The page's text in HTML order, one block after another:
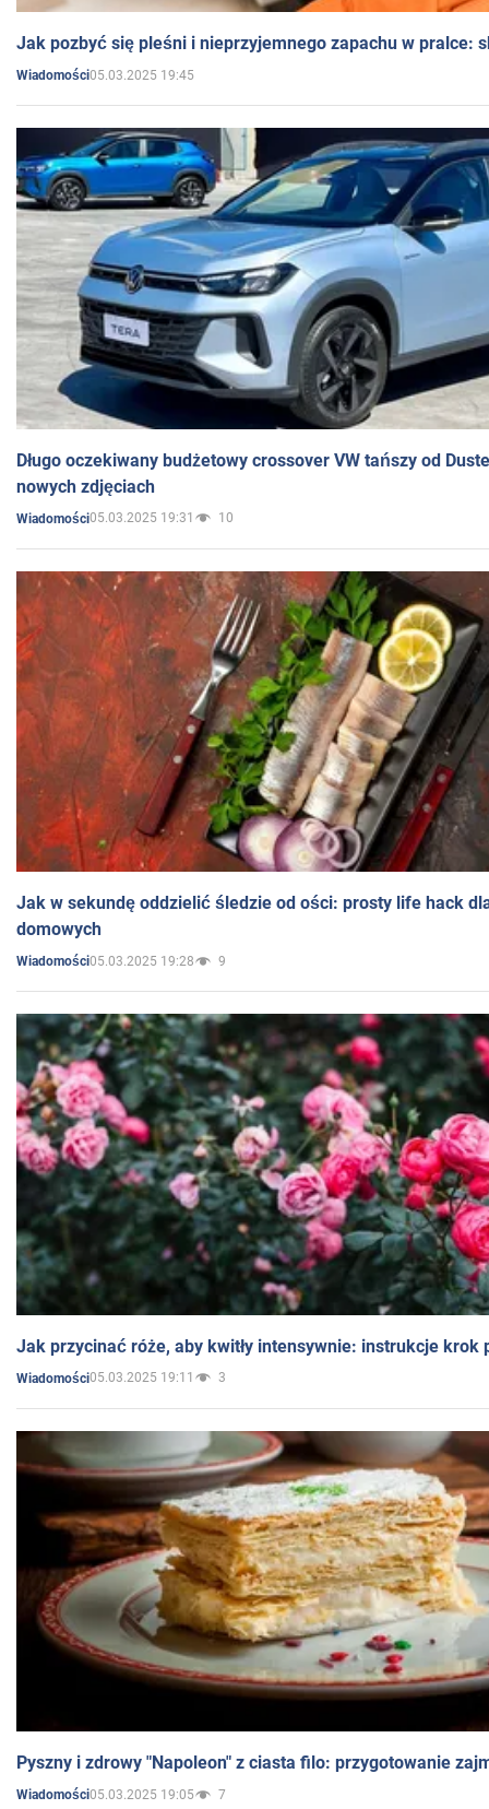
Jak pozbyć się pleśni i nieprzyjemnego zapachu w pralce:
Wiadomości05.03.2025 19:45
Długo oczekiwany budżetowy crossover VW tańszy od
nowych zdjęciach
Wiadomości05.03.2025 19:31 10
Jak w sekundę oddzielić śledzie od ości: prosty life hack
domowych
Wiadomości05.03.2025 19:28 9
Jak przycinać róże, aby kwitły intensywnie: instrukcje krok
Wiadomości05.03.2025 19:11 3
Pyszny i zdrowy "Napoleon" z ciasta filo: przygotowanie
Wiadomości05.03.2025 19:05 7